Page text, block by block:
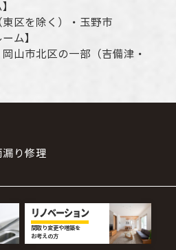
】
東区を除く）・玉野市
ム】
岡山市北区の一部（吉備津・
り修理
リノベーション
間取り変更や増築を
お考えの方